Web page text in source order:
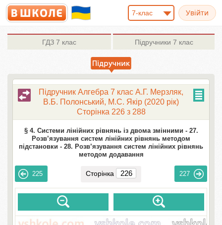
7-клас
ГДЗ 7 клас Підручники 7 клас
Підручник Алгебра 7 клас А.Г. Мерзляк,
В.Б. Полонський, М.С. Якір (2020 рік)
Сторінка 226 з 288
§ 4. Системи лінійних рівнянь із двома змінними - 27.
Розв’язування систем лінійних рівнянь методом
підстановки - 28. Розв’язування систем лінійних рівнянь
методом додавання
225 Сторінка 227